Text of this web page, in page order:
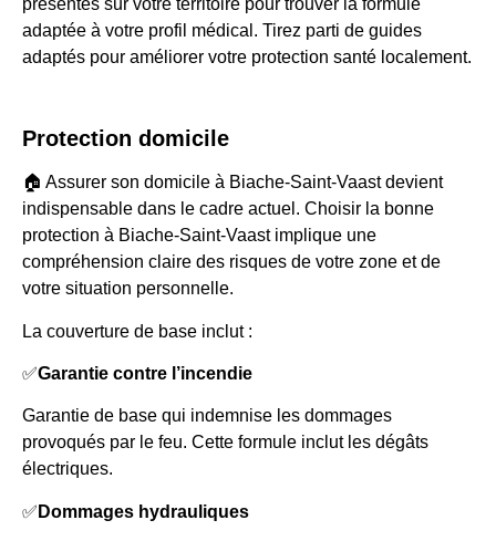
présentes sur votre territoire pour trouver la formule
adaptée à votre profil médical. Tirez parti de guides
adaptés pour améliorer votre protection santé localement.
Protection domicile
🏠 Assurer son domicile à Biache-Saint-Vaast devient
indispensable dans le cadre actuel. Choisir la bonne
protection à Biache-Saint-Vaast implique une
compréhension claire des risques de votre zone et de
votre situation personnelle.
La couverture de base inclut :
✅Garantie contre l’incendie
Garantie de base qui indemnise les dommages
provoqués par le feu. Cette formule inclut les dégâts
électriques.
✅ Dommages hydrauliques